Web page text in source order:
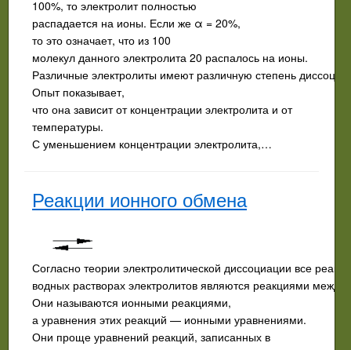
100%, то электролит полностью
распадается на ионы. Если же α = 20%,
то это означает, что из 100
молекул данного электролита 20 распалось на ионы.
Различные электролиты имеют различную степень
Опыт показывает,
что она зависит от концентрации электролита и от
температуры.
С уменьшением концентрации электролита,…
Реакции ионного обмена
Согласно теории электролитической диссоциации все
водных растворах электролитов являются реакциями
Они называются ионными реакциями,
а уравнения этих реакций — ионными уравнениями.
Они проще уравнений реакций, записанных в